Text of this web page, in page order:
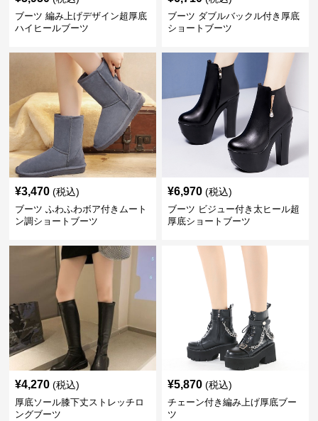
ブーツ 編み上げデザイン超厚底
ハイヒールブーツ
ブーツ ダブルバックル付き厚底
ショートブーツ
¥3,470 (税込)
ブーツ ふわふわボア付きムート
ン調ショートブーツ
¥6,970 (税込)
ブーツ ビジュー付き太ヒール超
厚底ショートブーツ
¥4,270 (税込)
厚底ソール膝下丈ストレッチロ
ングブーツ
¥5,870 (税込)
チェーン付き編み上げ厚底ブー
ツ